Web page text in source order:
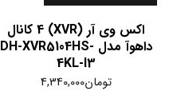
اکس وی آر (XVR) 4 کانال
داهوآ مدل DH-XVR5104HS-
4KL-I3
تومان4,340,000